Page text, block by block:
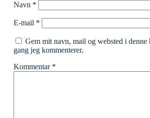
Navn *
E-mail *
Gem mit navn, mail og websted i
gang jeg kommenterer.
Kommentar *